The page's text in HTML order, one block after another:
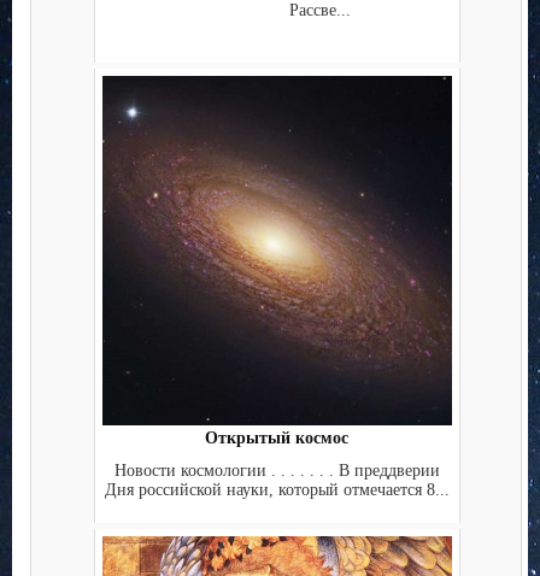
Рассве...
Открытый космос
Новости космологии . . . . . . . В преддверии
Дня российской науки, который отмечается 8...